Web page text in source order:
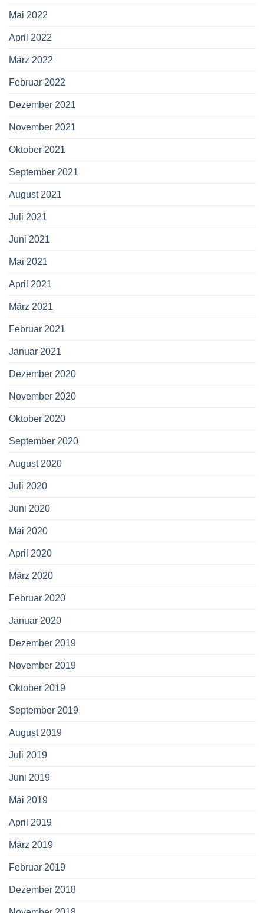
Mai 2022
April 2022
März 2022
Februar 2022
Dezember 2021
November 2021
Oktober 2021
September 2021
August 2021
Juli 2021
Juni 2021
Mai 2021
April 2021
März 2021
Februar 2021
Januar 2021
Dezember 2020
November 2020
Oktober 2020
September 2020
August 2020
Juli 2020
Juni 2020
Mai 2020
April 2020
März 2020
Februar 2020
Januar 2020
Dezember 2019
November 2019
Oktober 2019
September 2019
August 2019
Juli 2019
Juni 2019
Mai 2019
April 2019
März 2019
Februar 2019
Dezember 2018